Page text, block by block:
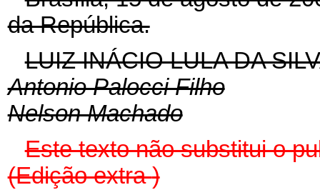
da República.
LUIZ INÁCIO LULA DA
Antonio Palocci Filho
Nelson Machado
Este texto não substitui o
(Edição extra)